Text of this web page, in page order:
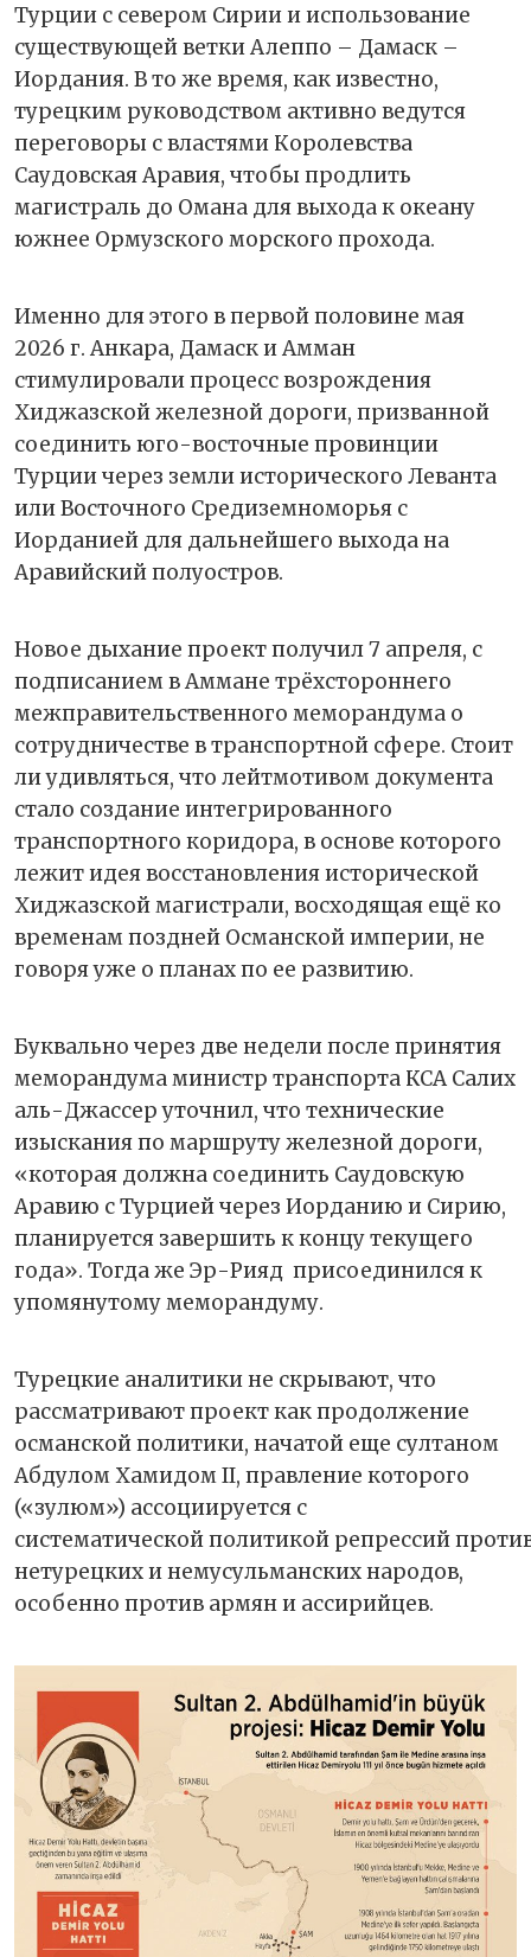
Турции с севером Сирии и использование
существующей ветки Алеппо – Дамаск –
Иордания. В то же время, как известно,
турецким руководством активно ведутся
переговоры с властями Королевства
Саудовская Аравия, чтобы продлить
магистраль до Омана для выхода к океану
южнее Ормузского морского прохода.
Именно для этого в первой половине мая
2026 г. Анкара, Дамаск и Амман
стимулировали процесс возрождения
Хиджазской железной дороги, призванной
соединить юго-восточные провинции
Турции через земли исторического Леванта
или Восточного Средиземноморья с
Иорданией для дальнейшего выхода на
Аравийский полуостров.
Новое дыхание проект получил 7 апреля, с
подписанием в Аммане трёхстороннего
межправительственного меморандума о
сотрудничестве в транспортной сфере. Стоит
ли удивляться, что лейтмотивом документа
стало создание интегрированного
транспортного коридора, в основе которого
лежит идея восстановления исторической
Хиджазской магистрали, восходящая ещё ко
временам поздней Османской империи, не
говоря уже о планах по ее развитию.
Буквально через две недели после принятия
меморандума министр транспорта КСА Салих
аль-Джассер уточнил, что технические
изыскания по маршруту железной дороги,
«которая должна соединить Саудовскую
Аравию с Турцией через Иорданию и Сирию,
планируется завершить к концу текущего
года». Тогда же Эр-Рияд присоединился к
упомянутому меморандуму.
Турецкие аналитики не скрывают, что
рассматривают проект как продолжение
османской политики, начатой еще султаном
Абдулом Хамидом II, правление которого
(«зулюм») ассоциируется с
систематической политикой репрессий
нетурецких и немусульманских народов,
особенно против армян и ассирийцев.